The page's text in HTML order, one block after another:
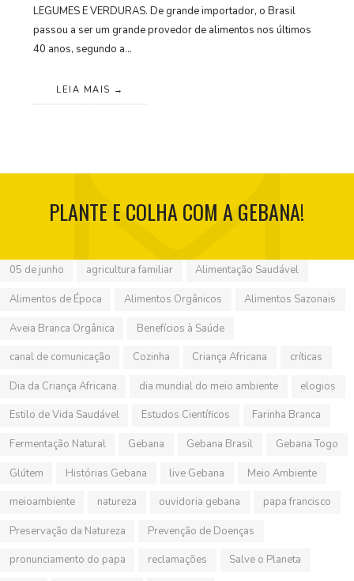
LEGUMES E VERDURAS. De grande importador, o Brasil
passou a ser um grande provedor de alimentos nos últimos
40 anos, segundo a…
LEIA MAIS
PLANTE E COLHA COM A GEBANA!
05 de junho agricultura familiar Alimentação Saudável
Alimentos de Época Alimentos Orgânicos Alimentos Sazonais
Aveia Branca Orgânica Benefícios à Saúde
canal de comunicação Cozinha Criança Africana críticas
Dia da Criança Africana dia mundial do meio ambiente elogios
Estilo de Vida Saudável Estudos Científicos Farinha Branca
Fermentação Natural Gebana Gebana Brasil Gebana Togo
Glútem Histórias Gebana live Gebana Meio Ambiente
meioambiente natureza ouvidoria gebana papa francisco
Preservação da Natureza Prevenção de Doenças
pronunciamento do papa reclamações Salve o Planeta